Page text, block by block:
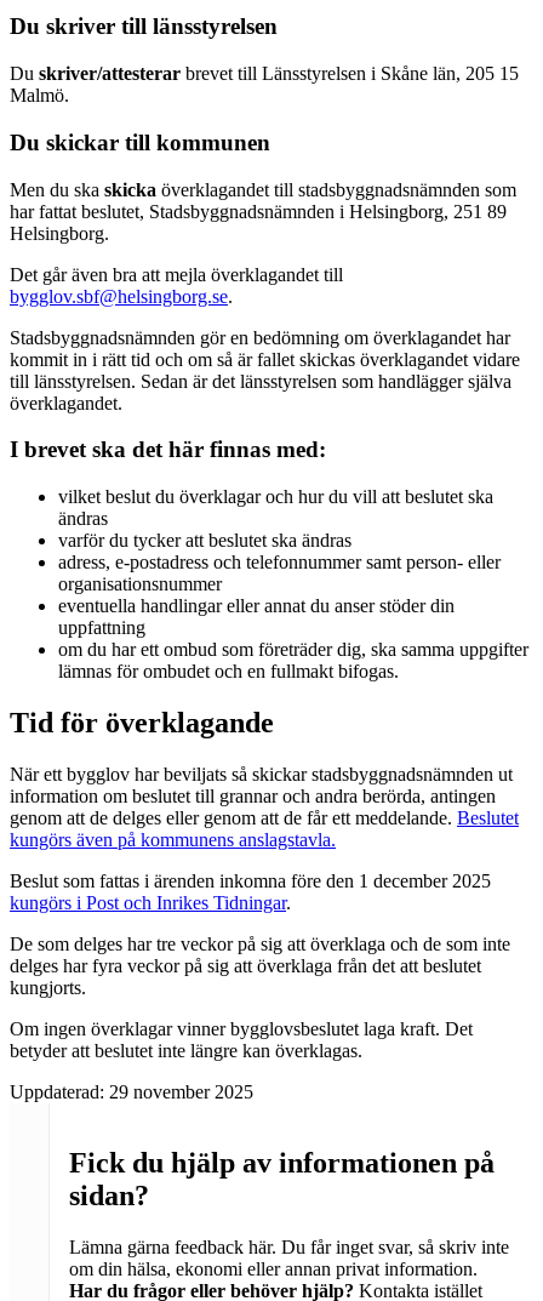
Du skriver till länsstyrelsen
Du skriver/attesterar brevet till Länsstyrelsen i Skåne län, 205 15
Malmö.
Du skickar till kommunen
Men du ska skicka överklagandet till stadsbyggnadsnämnden som
har fattat beslutet, Stadsbyggnadsnämnden i Helsingborg, 251 89
Helsingborg.
Det går även bra att mejla överklagandet till
bygglov.sbf@helsingborg.se.
Stadsbyggnadsnämnden gör en bedömning om överklagandet har
kommit in i rätt tid och om så är fallet skickas överklagandet vidare
till länsstyrelsen. Sedan är det länsstyrelsen som handlägger själva
överklagandet.
I brevet ska det här finnas med:
vilket beslut du överklagar och hur du vill att beslutet ska
ändras
varför du tycker att beslutet ska ändras
adress, e-postadress och telefonnummer samt person- eller
organisationsnummer
eventuella handlingar eller annat du anser stöder din
uppfattning
om du har ett ombud som företräder dig, ska samma uppgifter
lämnas för ombudet och en fullmakt bifogas.
Tid för överklagande
När ett bygglov har beviljats så skickar stadsbyggnadsnämnden ut
information om beslutet till grannar och andra berörda, antingen
genom att de delges eller genom att de får ett meddelande. Beslutet
kungörs även på kommunens anslagstavla.
Beslut som fattas i ärenden inkomna före den 1 december 2025
kungörs i Post och Inrikes Tidningar.
De som delges har tre veckor på sig att överklaga och de som inte
delges har fyra veckor på sig att överklaga från det att beslutet
kungjorts.
Om ingen överklagar vinner bygglovsbeslutet laga kraft. Det
betyder att beslutet inte längre kan överklagas.
Uppdaterad: 29 november 2025
Fick du hjälp av informationen på
sidan?
Lämna gärna feedback här. Du får inget svar, så skriv inte
om din hälsa, ekonomi eller annan privat information.
Har du frågor eller behöver hjälp? Kontakta istället